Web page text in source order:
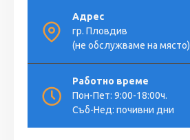
Адрес
гр. Пловдив
(не обслужваме на място)
Работно време
Пон-Пет: 9:00-18:00ч.
Съб-Нед: почивни дни